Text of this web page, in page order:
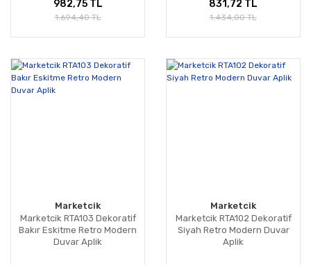
982,75 TL
1.694,40 TL
831,72 TL
1.434,00 TL
Marketcik
Marketcik RTA103 Dekoratif
Bakır Eskitme Retro Modern
Duvar Aplik
Marketcik
Marketcik RTA102 Dekoratif
Siyah Retro Modern Duvar
Aplik